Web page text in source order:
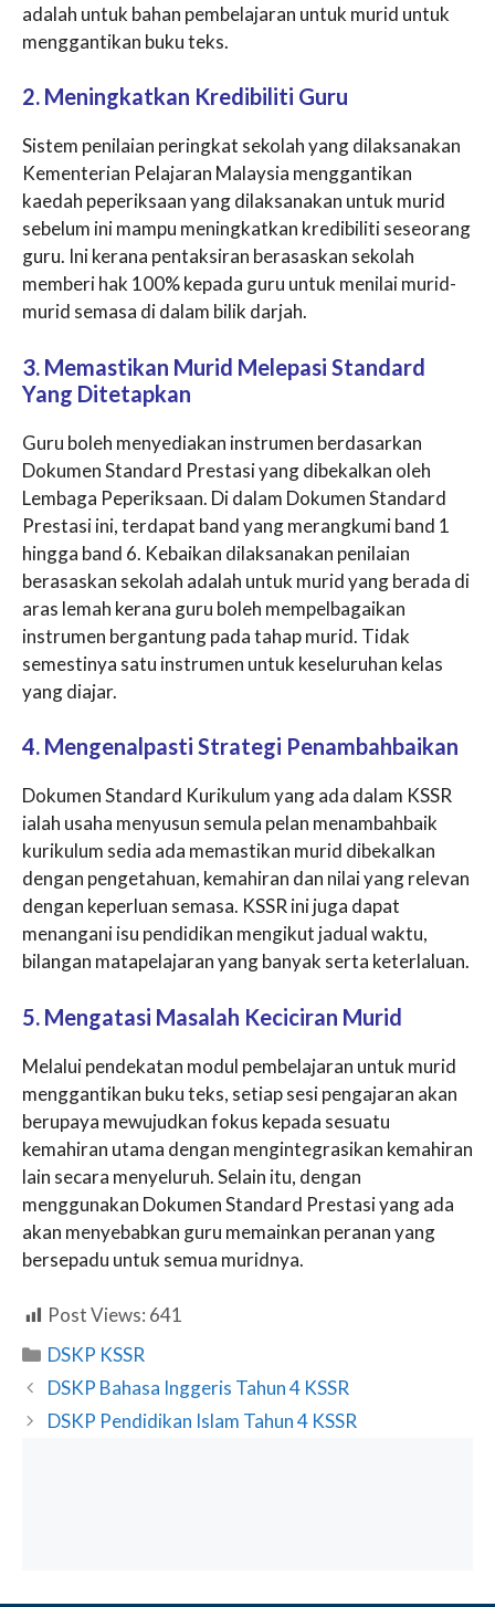
adalah untuk bahan pembelajaran untuk murid untuk
menggantikan buku teks.
2. Meningkatkan Kredibiliti Guru
Sistem penilaian peringkat sekolah yang dilaksanakan
Kementerian Pelajaran Malaysia menggantikan
kaedah peperiksaan yang dilaksanakan untuk murid
sebelum ini mampu meningkatkan kredibiliti seseorang
guru. Ini kerana pentaksiran berasaskan sekolah
memberi hak 100% kepada guru untuk menilai murid-
murid semasa di dalam bilik darjah.
3. Memastikan Murid Melepasi Standard
Yang Ditetapkan
Guru boleh menyediakan instrumen berdasarkan
Dokumen Standard Prestasi yang dibekalkan oleh
Lembaga Peperiksaan. Di dalam Dokumen Standard
Prestasi ini, terdapat band yang merangkumi band 1
hingga band 6. Kebaikan dilaksanakan penilaian
berasaskan sekolah adalah untuk murid yang berada di
aras lemah kerana guru boleh mempelbagaikan
instrumen bergantung pada tahap murid. Tidak
semestinya satu instrumen untuk keseluruhan kelas
yang diajar.
4. Mengenalpasti Strategi Penambahbaikan
Dokumen Standard Kurikulum yang ada dalam KSSR
ialah usaha menyusun semula pelan menambahbaik
kurikulum sedia ada memastikan murid dibekalkan
dengan pengetahuan, kemahiran dan nilai yang relevan
dengan keperluan semasa. KSSR ini juga dapat
menangani isu pendidikan mengikut jadual waktu,
bilangan matapelajaran yang banyak serta keterlaluan.
5. Mengatasi Masalah Keciciran Murid
Melalui pendekatan modul pembelajaran untuk murid
menggantikan buku teks, setiap sesi pengajaran akan
berupaya mewujudkan fokus kepada sesuatu
kemahiran utama dengan mengintegrasikan kemahiran
lain secara menyeluruh. Selain itu, dengan
menggunakan Dokumen Standard Prestasi yang ada
akan menyebabkan guru memainkan peranan yang
bersepadu untuk semua muridnya.
Post Views: 641
Categories
DSKP KSSR
DSKP Bahasa Inggeris Tahun 4 KSSR
DSKP Pendidikan Islam Tahun 4 KSSR